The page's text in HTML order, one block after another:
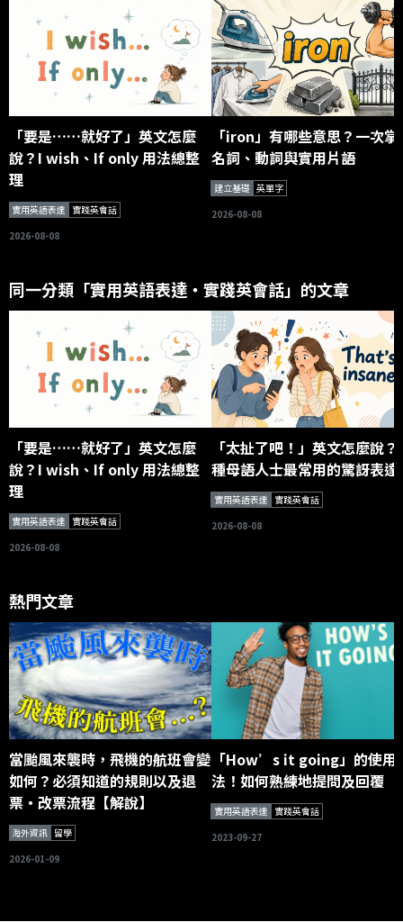
「要是……就好了」英文怎麼
說？I wish、If only 用法總整
理
實用英語表達 實踐英會話
2026-08-08
「iron」有哪些意思？一次掌
名詞、動詞與實用片語
建立基礎 英單字
2026-08-08
同一分類「實用英語表達・實踐英會話」的文章
「要是……就好了」英文怎麼
說？I wish、If only 用法總整
理
實用英語表達 實踐英會話
2026-08-08
「太扯了吧！」英文怎麼說？
種母語人士最常用的驚訝表達
實用英語表達 實踐英會話
2026-08-08
熱門文章
當颱風來襲時，飛機的航班會變
如何？必須知道的規則以及退
票・改票流程【解說】
海外資訊 留學
2026-01-09
「How’s it going」的使用
法！如何熟練地提問及回覆
實用英語表達 實踐英會話
2023-09-27